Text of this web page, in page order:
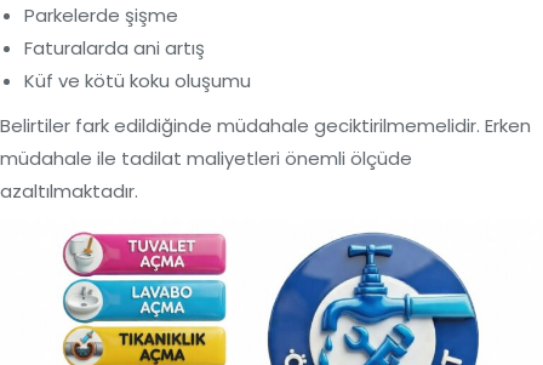
Parkelerde şişme
Faturalarda ani artış
Küf ve kötü koku oluşumu
Belirtiler fark edildiğinde müdahale geciktirilmemelidir. Erken
müdahale ile tadilat maliyetleri önemli ölçüde
azaltılmaktadır.